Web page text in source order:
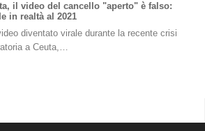
il video del cancello "aperto" è falso:
in realtà al 2021
diventato virale durante la recente crisi
a Ceuta,…